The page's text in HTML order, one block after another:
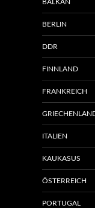
BALKAN
BERLIN
DDR
FINNLAND
FRANKREICH
ITALIEN
KAUKASUS
ÖSTERREICH
PORTUGAL